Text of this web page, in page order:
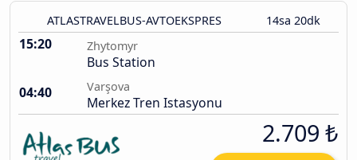
ATLASTRAVELBUS-AVTOEKSPRES 14sa 20dk
15:20 Zhytomyr
Bus Station
04:40
Varşova
Merkez Tren Istasyonu
2.709 ₺